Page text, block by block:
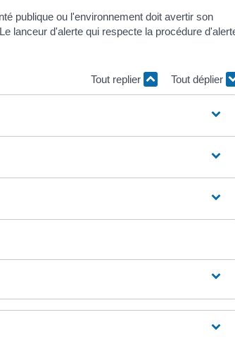
publique ou l'environnement doit avertir son
lanceur d'alerte qui respecte la procédure
Tout replier Tout déplier